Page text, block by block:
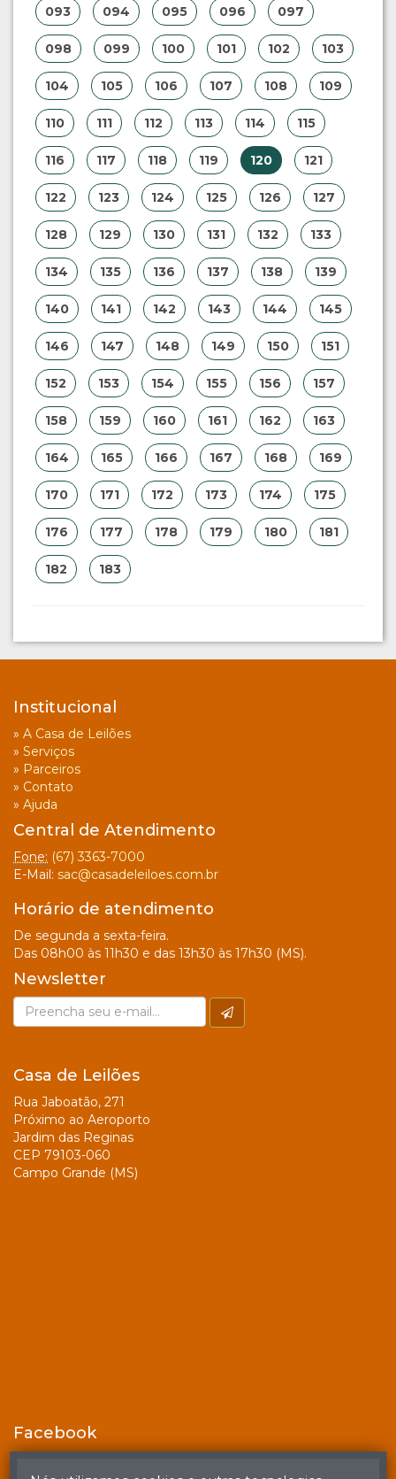
093 094 095 096 097
098 099 100 101 102 103
104 105 106 107 108 109
110 111 112 113 114 115
116 117 118 119 120 121
122 123 124 125 126 127
128 129 130 131 132 133
134 135 136 137 138 139
140 141 142 143 144 145
146 147 148 149 150 151
152 153 154 155 156 157
158 159 160 161 162 163
164 165 166 167 168 169
170 171 172 173 174 175
176 177 178 179 180 181
182 183
Institucional
» A Casa de Leilões
» Serviços
» Parceiros
» Contato
» Ajuda
Central de Atendimento
Fone: (67) 3363-7000
E-Mail: sac@casadeleiloes.com.br
Horário de atendimento
De segunda a sexta-feira.
Das 08h00 às 11h30 e das 13h30 às 17h30 (MS).
Newsletter
Casa de Leilões
Rua Jaboatão, 271
Próximo ao Aeroporto
Jardim das Reginas
CEP 79103-060
Campo Grande (MS)
Facebook